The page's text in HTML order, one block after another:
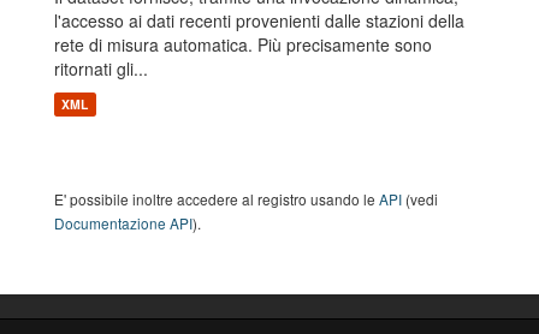
l'accesso ai dati recenti provenienti dalle stazioni della
rete di misura automatica. Più precisamente sono
ritornati gli...
XML
E' possibile inoltre accedere al registro usando le API (vedi
Documentazione API).